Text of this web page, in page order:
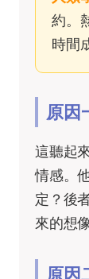
約。
時間
原因
這聽起
情感。
定？後
來的想
原因